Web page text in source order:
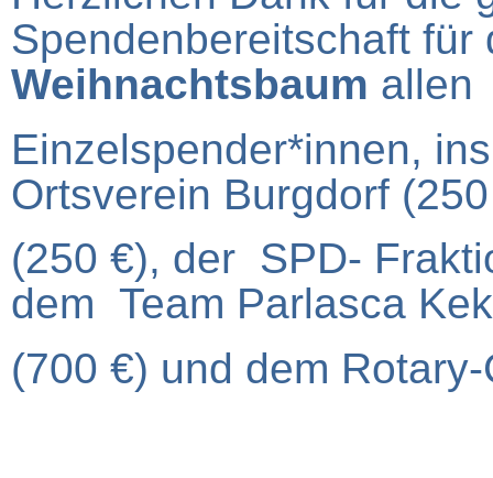
Spendenbereitschaft für
Weihnachtsbaum allen
Einzelspender*innen,
Ortsverein Burgdorf
(250 €), der SPD-
dem Team Parlasca
(700 €) und dem